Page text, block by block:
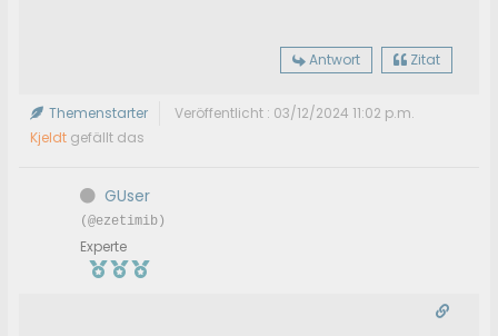
Antwort Zitat
Themenstarter
Veröffentlicht : 03/12/2024 11:02 p.m.
Kjeldt gefällt das
GUser
(@ezetimib)
Experte